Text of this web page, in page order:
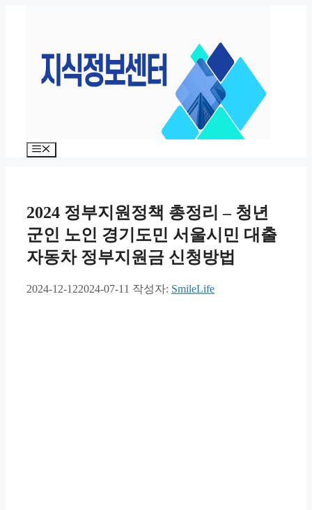
메
2024 정부지원정책 총정리 – 청년
군인 노인 경기도민 서울시민 대출
자동차 정부지원금 신청방법
2024-12-122024-07-11 작성자: SmileLife